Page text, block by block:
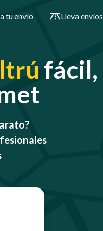
tu envío Lleva envíos
fácil,